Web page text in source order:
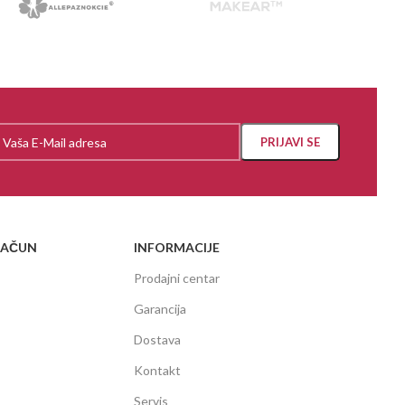
INFORMACIJE
Prodajni centar
Garancija
Dostava
Kontakt
Servis